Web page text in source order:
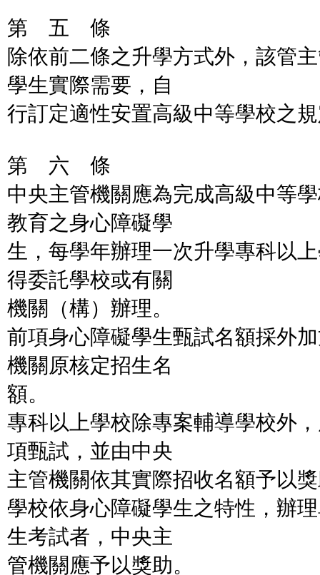
第 五 條
除依前二條之升學方式外，該管
學生實際需要，自
行訂定適性安置高級中等學校之
第 六 條
中央主管機關應為完成高級中等
教育之身心障礙學
生，每學年辦理一次升學專科以
得委託學校或有關
機關（構）辦理。
前項身心障礙學生甄試名額採外
機關原核定招生名
額。
專科以上學校除專案輔導學校外
項甄試，並由中央
主管機關依其實際招收名額予以
學校依身心障礙學生之特性，辦
生考試者，中央主
管機關應予以獎助。